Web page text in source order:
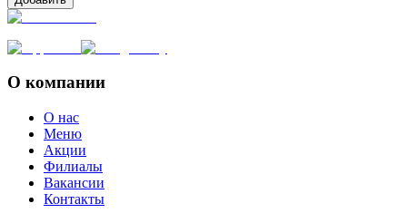
О компании
О нас
Меню
Акции
Филиалы
Вакансии
Контакты